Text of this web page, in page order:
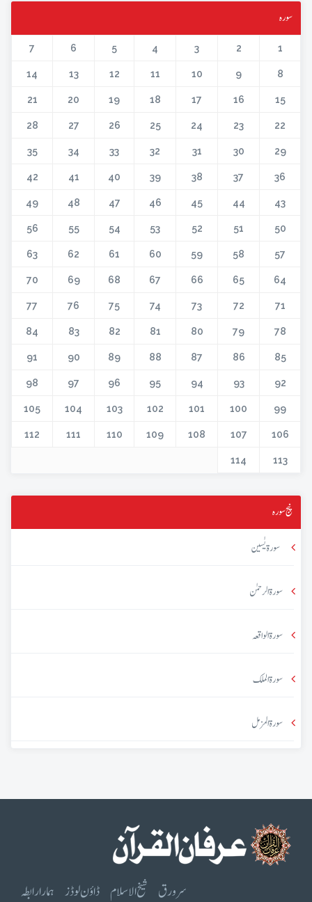
سورہ
1
2
3
4
5
6
7
8
9
10
11
12
13
14
15
16
17
18
19
20
21
22
23
24
25
26
27
28
29
30
31
32
33
34
35
36
37
38
39
40
41
42
43
44
45
46
47
48
49
50
51
52
53
54
55
56
57
58
59
60
61
62
63
64
65
66
67
68
69
70
71
72
73
74
75
76
77
78
79
80
81
82
83
84
85
86
87
88
89
90
91
92
93
94
95
96
97
98
99
100
101
102
103
104
105
106
107
108
109
110
111
112
113
114
پنج سورہ
سورۃ یٰسین
سورۃ الرحمٰن
سورۃ الواقعہ
سورۃ الملک
سورۃ المزمل
سرورق شیخ الاسلام ڈاؤن لوڈز ہمارا رابطہ